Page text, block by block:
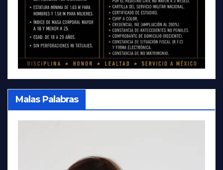
Malas Palabras